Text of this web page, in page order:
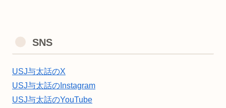
SNS
USJ与太話のX
USJ与太話のInstagram
USJ与太話のYouTube